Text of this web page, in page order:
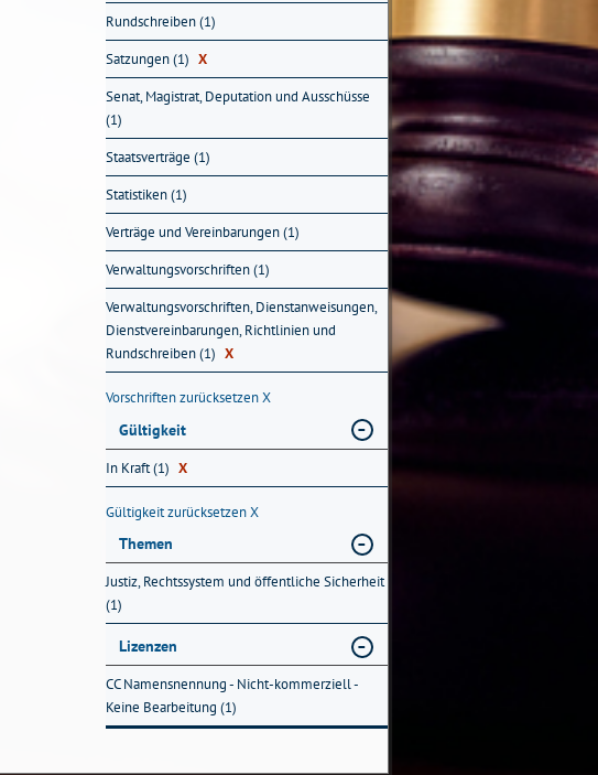
Rundschreiben (1)
Satzungen (1) X
Senat, Magistrat, Deputation und Ausschüsse
(1)
Staatsverträge (1)
Statistiken (1)
Verträge und Vereinbarungen (1)
Verwaltungsvorschriften (1)
Verwaltungsvorschriften, Dienstanweisungen,
Dienstvereinbarungen, Richtlinien und
Rundschreiben (1) X
Vorschriften zurücksetzenX
Gültigkeit
In Kraft (1) X
Gültigkeit zurücksetzenX
Themen
Justiz, Rechtssystem und öffentliche Sicherheit
(1)
Lizenzen
CC Namensnennung - Nicht-kommerziell -
Keine Bearbeitung (1)